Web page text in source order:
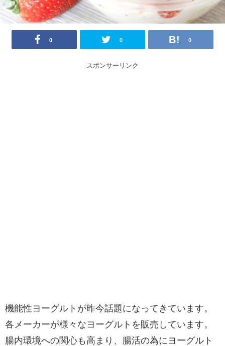
0 0 0
スポンサーリンク
機能性ヨーグルトが昨今話題になってきています。
各メーカーが様々なヨーグルトを販売しています。
腸内環境への関心も高まり、腸活の為にヨーグルト